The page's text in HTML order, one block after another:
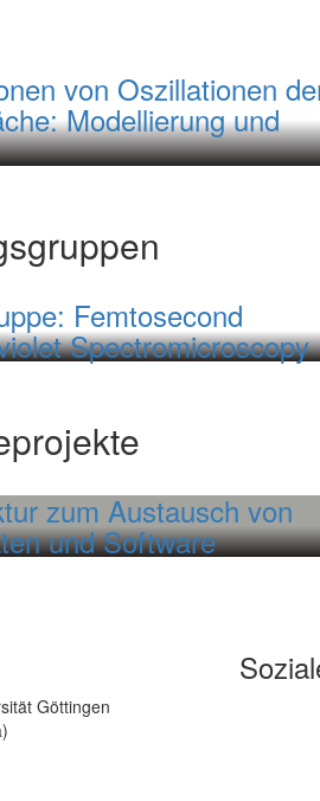
von Oszillationen
Modellierung und
Femtosecond
Spectromicroscopy
zum Austausch von
und Software
Göttingen